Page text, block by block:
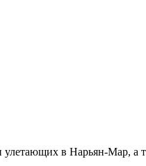
в Нарьян-Мар, а